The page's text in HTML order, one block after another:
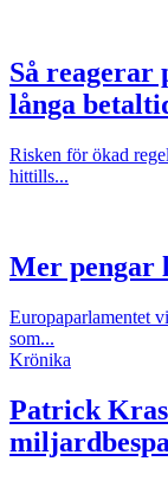
Så reagerar
långa
Risken för ökad
hittills...
Mer pengar
Europaparlamentet
som...
Krönika
Patrick